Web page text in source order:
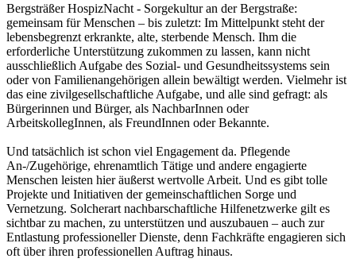
Bergsträßer HospizNacht - Sorgekultur an der Bergstraße:
gemeinsam für Menschen – bis zuletzt: Im Mittelpunkt steht der
lebensbegrenzt erkrankte, alte, sterbende Mensch. Ihm die
erforderliche Unterstützung zukommen zu lassen, kann nicht
ausschließlich Aufgabe des Sozial- und Gesundheitssystems sein
oder von Familienangehörigen allein bewältigt werden. Vielmehr ist
das eine zivilgesellschaftliche Aufgabe, und alle sind gefragt: als
Bürgerinnen und Bürger, als NachbarInnen oder
ArbeitskollegInnen, als FreundInnen oder Bekannte.
Und tatsächlich ist schon viel Engagement da. Pflegende
An-/Zugehörige, ehrenamtlich Tätige und andere engagierte
Menschen leisten hier äußerst wertvolle Arbeit. Und es gibt tolle
Projekte und Initiativen der gemeinschaftlichen Sorge und
Vernetzung. Solcherart nachbarschaftliche Hilfenetzwerke gilt es
sichtbar zu machen, zu unterstützen und auszubauen – auch zur
Entlastung professioneller Dienste, denn Fachkräfte engagieren sich
oft über ihren professionellen Auftrag hinaus.